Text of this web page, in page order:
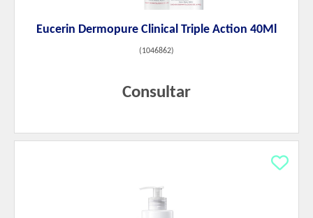
Eucerin Dermopure Clinical Triple Action 40Ml
(1046862)
Consultar